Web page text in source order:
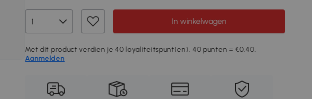
In winkelwagen
Met dit product verdien je 40 loyaliteitspunt(en). 40 punten = €0,40,
Aanmelden